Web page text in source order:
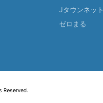
Jタウンネット
ゼロまる
Reserved.